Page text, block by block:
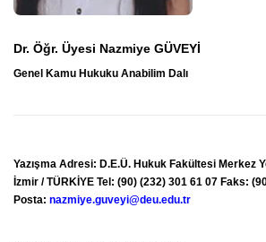
Dr. Öğr. Üyesi Nazmiye GÜVEYİ
Genel Kamu Hukuku Anabilim Dalı
Yazışma Adresi: D.E.Ü. Hukuk Fakültesi Merkez
İzmir / TÜRKİYE Tel: (90) (232) 301 61 07 Faks:
Posta: nazmiye.guveyi@deu.edu.tr